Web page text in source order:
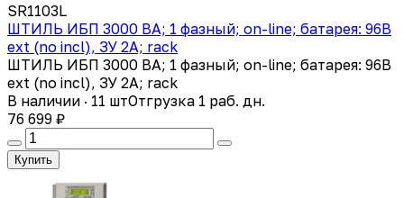
SR1103L
ШТИЛЬ ИБП 3000 ВА; 1 фазный; on-line; батарея: 96В
ext (no incl), ЗУ 2А; rack
ШТИЛЬ ИБП 3000 ВА; 1 фазный; on-line; батарея: 96В
ext (no incl), ЗУ 2А; rack
В наличии · 11 штОтгрузка 1 раб. дн.
76 699 ₽
Купить